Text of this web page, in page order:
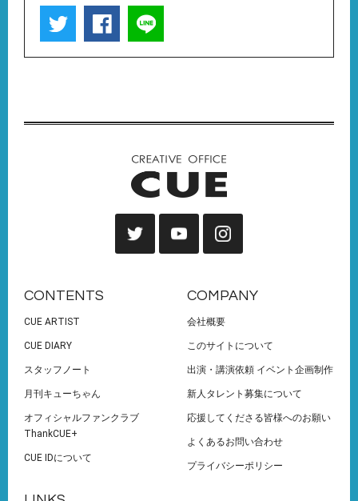
CONTENTS
CUE ARTIST
CUE DIARY
スタッフノート
月刊キューちゃん
オフィシャルファンクラブ
ThankCUE+
CUE IDについて
COMPANY
会社概要
このサイトについて
出演・講演依頼 イベント企画制作
新人タレント募集について
応援してくださる皆様へのお願い
よくあるお問い合わせ
プライバシーポリシー